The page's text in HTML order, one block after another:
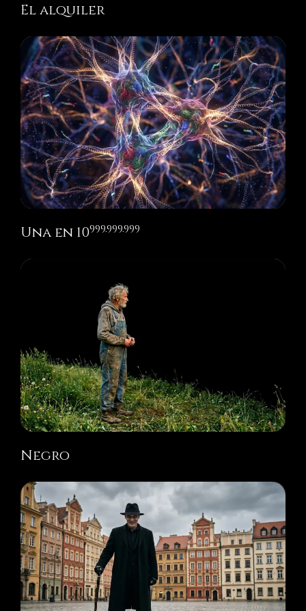
El alquiler
Una en 10999.999.999
Negro